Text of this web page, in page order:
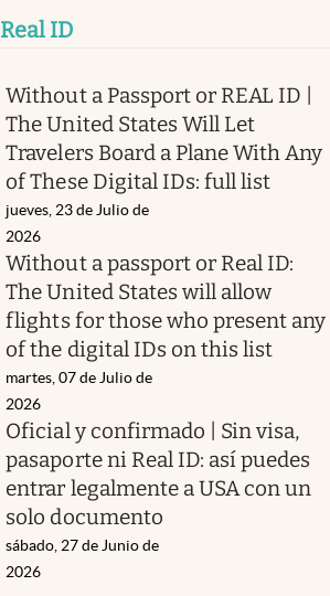
Real ID
Without a Passport or REAL ID |
The United States Will Let
Travelers Board a Plane With Any
of These Digital IDs: full list
jueves, 23 de Julio de
2026
Without a passport or Real ID:
The United States will allow
flights for those who present any
of the digital IDs on this list
martes, 07 de Julio de
2026
Oficial y confirmado | Sin visa,
pasaporte ni Real ID: así puedes
entrar legalmente a USA con un
solo documento
sábado, 27 de Junio de
2026